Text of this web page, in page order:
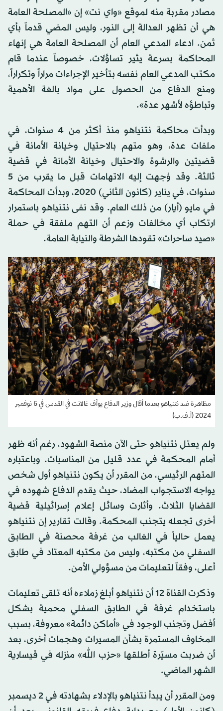
مصادر مقربة منه لموقع «واي نت» إن «المصلحة العامة
هي أن تظهر العدالة إلى النور، وليس المضي قدماً بأي
ثمن. ادعاء المدعي العام أن المصلحة العامة هي إنهاء
المحاكمة بسرعة يثير تساؤلات، خصوصاً عندما قام
مكتب المدعي العام نفسه بتأخير الإجراءات مراراً وتكراراً،
ومنع الدفاع من الحصول على مواد بالغة الأهمية
وتباطؤه لأشهر عدة».
وبدأت محاكمة نتنياهو منذ أكثر من 4 سنوات، في
ملفات عدة، وهو متهم بالاحتيال وخيانة الأمانة في
قضيتين والرشوة والاحتيال وخيانة الأمانة في قضية
ثالثة. وقد وُجهت إليه الاتهامات قبل ما يقرب من 5
سنوات، في يناير (كانون الثاني) 2020، وبدأت المحاكمة
في مايو (أيار) من ذلك العام. وقد نفى نتنياهو باستمرار
ارتكاب أي مخالفات وزعم أن التهم ملفقة في حملة
«صيد ساحرات» تقودها الشرطة والنيابة العامة.
مظاهرة ضد نتنياهو بعدما أقال وزير الدفاع يوآف غالانت في القدس في 6 نوفمبر
2024 (أ.ف.ب)
ولم يعتلِ نتنياهو حتى الآن منصة الشهود، رغم أنه ظهر
أمام المحكمة في عدد قليل من المناسبات. وباعتباره
المتهم الرئيسي، من المقرر أن يكون نتنياهو أول شخص
يواجه الاستجواب المضاد، حيث يقدم الدفاع شهوده في
القضايا الثلاث. وأثارت وسائل إعلام إسرائيلية قضية
أخرى تجعله يتجنب المحكمة. وقالت تقارير إن نتنياهو
يعمل حالياً في الغالب من غرفة محصنة في الطابق
السفلي من مكتبه، وليس من مكتبه المعتاد في طابق
أعلى، وفقاً لتعليمات من مسؤولي الأمن.
وذكرت القناة 12 أن نتنياهو أبلغ زملاءه أنه تلقى تعليمات
باستخدام غرفة في الطابق السفلي محمية بشكل
أفضل وتجنب الوجود في «أماكن دائمة» معروفة، بسبب
المخاوف المستمرة بشأن المسيرات وهجمات أخرى، بعد
أن ضربت مسيّرة أطلقها «حزب الله» منزله في قيسارية
الشهر الماضي.
ومن المقرر أن يبدأ نتنياهو بالإدلاء بشهادته في 2 ديسمبر